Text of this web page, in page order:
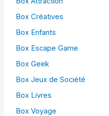
Box Créatives
Box Enfants
Box Escape Game
Box Geek
Box Jeux de Société
Box Livres
Box Voyage